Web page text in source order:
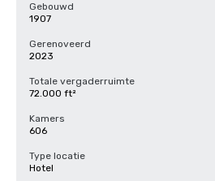
Gebouwd
1907
Gerenoveerd
2023
Totale vergaderruimte
72.000 ft²
Kamers
606
Type locatie
Hotel